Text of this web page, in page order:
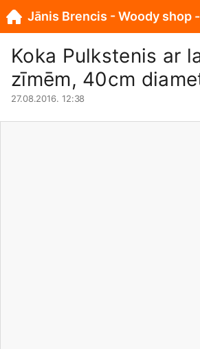
Koka Pulkstenis ar
zīmēm, 40cm
27.08.2016. 12:38